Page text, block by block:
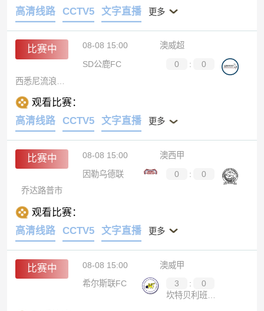
高清线路
CCTV5 文字直播 更多
比赛中 08-08 15:00
澳威超
SD公鹿FC
0 :
0
观看比赛：
高清线路
CCTV5 文字直播 更多
比赛中 08-08 15:00
澳西甲
因勒乌德联
0 :
0
乔达路普市
观看比赛：
高清线路
CCTV5 文字直播 更多
比赛中 08-08 15:00
澳威甲
希尔斯联FC
3 :
0
坎特贝利班克斯敦FC